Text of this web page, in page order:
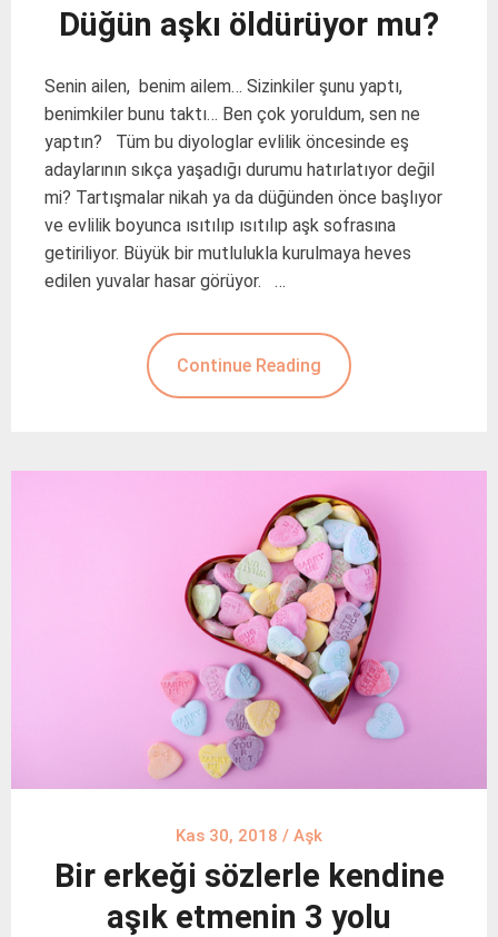
Düğün aşkı öldürüyor mu?
Senin ailen, benim ailem… Sizinkiler şunu yaptı,
benimkiler bunu taktı… Ben çok yoruldum, sen ne
yaptın? Tüm bu diyologlar evlilik öncesinde eş
adaylarının sıkça yaşadığı durumu hatırlatıyor değil
mi? Tartışmalar nikah ya da düğünden önce başlıyor
ve evlilik boyunca ısıtılıp ısıtılıp aşk sofrasına
getiriliyor. Büyük bir mutlulukla kurulmaya heves
edilen yuvalar hasar görüyor. …
Continue Reading
Kas 30, 2018 / Aşk
Bir erkeği sözlerle kendine
aşık etmenin 3 yolu